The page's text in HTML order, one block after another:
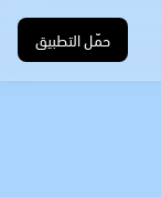
حمّل التطبيق